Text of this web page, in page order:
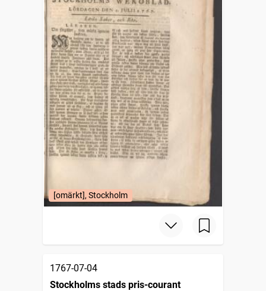
[omärkt], Stockholm
1767-07-04
Stockholms stads pris-courant